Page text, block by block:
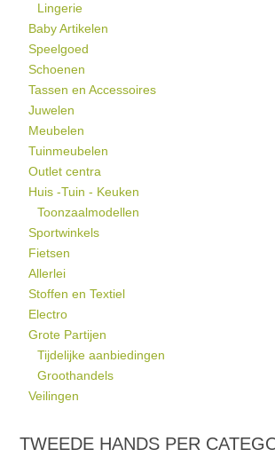
Lingerie
Baby Artikelen
Speelgoed
Schoenen
Tassen en Accessoires
Juwelen
Meubelen
Tuinmeubelen
Outlet centra
Huis -Tuin - Keuken
Toonzaalmodellen
Sportwinkels
Fietsen
Allerlei
Stoffen en Textiel
Electro
Grote Partijen
Tijdelijke aanbiedingen
Groothandels
Veilingen
TWEEDE HANDS PER